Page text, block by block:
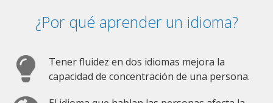
¿Por qué aprender un idioma?
Tener fluidez en dos idiomas mejora la
capacidad de concentración de una persona.